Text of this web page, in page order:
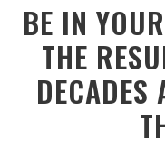
BE IN
THE
DECADES